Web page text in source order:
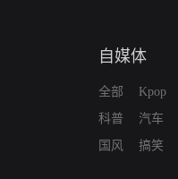
自媒体
全部
科普
国风
Kpop
汽车
搞笑